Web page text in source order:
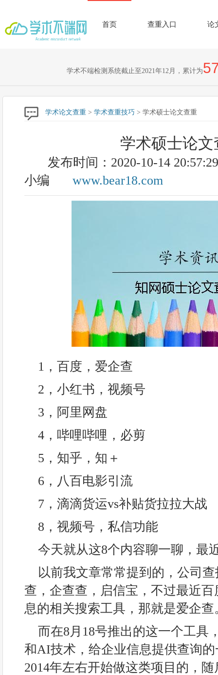
首页 查重入口 论
学术不端检测系统截止至2021年12月，累计为
学术论文查重 > 学术查重技巧 > 学术硕士论文查重
学术硕士论文
发布时间：2020-10-14 20:57:29
小编
www.bear18.com
1，百度，爱企查
2，小红书，视频号
3，阿里网盘
4，哔哩哔哩，必剪
5，知乎，知＋
6，八百电影引流
7，滴滴货运vs补贴货拉拉大战
8，视频号，私信功能
今天就从这8个内容聊一聊，最
以前我文章常常提到的，公司
查，企查查，启信宝，不过最近
息的相关搜索工具，那就是爱企查
而在8月18号推出的这一个工具
和AI技术，给企业信息提供查询
2014年左右开始做这类项目的，